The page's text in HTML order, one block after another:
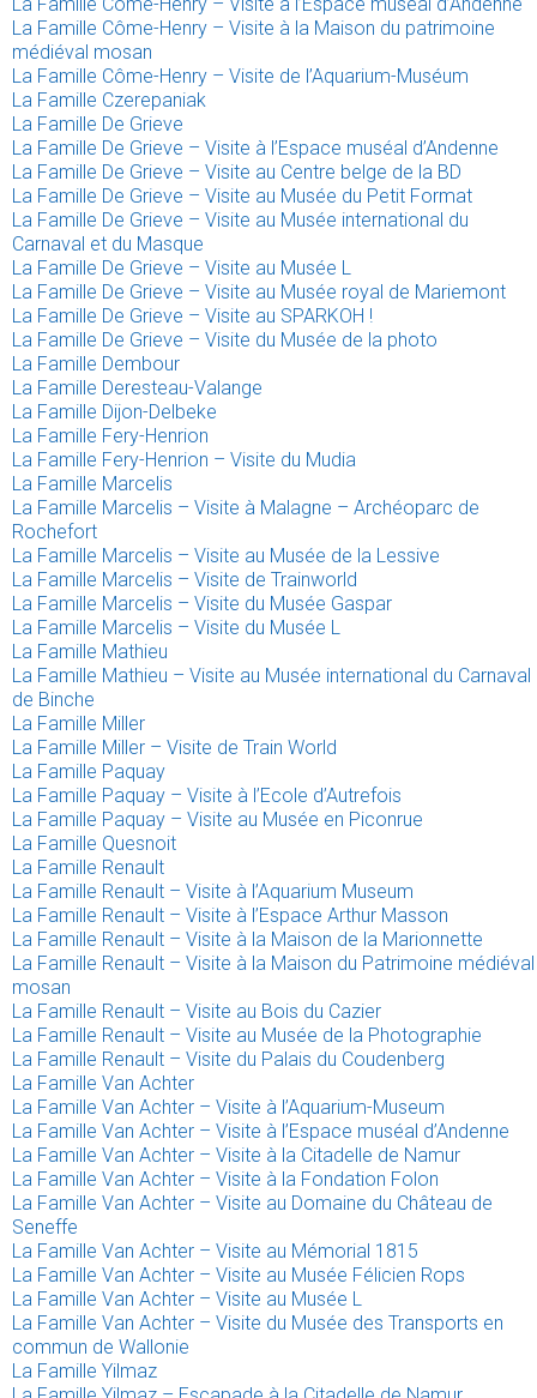
La Famille Côme-Henry – Visite à l’Espace muséal d’Andenne
La Famille Côme-Henry – Visite à la Maison du patrimoine
médiéval mosan
La Famille Côme-Henry – Visite de l’Aquarium-Muséum
La Famille Czerepaniak
La Famille De Grieve
La Famille De Grieve – Visite à l’Espace muséal d’Andenne
La Famille De Grieve – Visite au Centre belge de la BD
La Famille De Grieve – Visite au Musée du Petit Format
La Famille De Grieve – Visite au Musée international du
Carnaval et du Masque
La Famille De Grieve – Visite au Musée L
La Famille De Grieve – Visite au Musée royal de Mariemont
La Famille De Grieve – Visite au SPARKOH !
La Famille De Grieve – Visite du Musée de la photo
La Famille Dembour
La Famille Deresteau-Valange
La Famille Dijon-Delbeke
La Famille Fery-Henrion
La Famille Fery-Henrion – Visite du Mudia
La Famille Marcelis
La Famille Marcelis – Visite à Malagne – Archéoparc de
Rochefort
La Famille Marcelis – Visite au Musée de la Lessive
La Famille Marcelis – Visite de Trainworld
La Famille Marcelis – Visite du Musée Gaspar
La Famille Marcelis – Visite du Musée L
La Famille Mathieu
La Famille Mathieu – Visite au Musée international du Carnaval
de Binche
La Famille Miller
La Famille Miller – Visite de Train World
La Famille Paquay
La Famille Paquay – Visite à l’Ecole d’Autrefois
La Famille Paquay – Visite au Musée en Piconrue
La Famille Quesnoit
La Famille Renault
La Famille Renault – Visite à l’Aquarium Museum
La Famille Renault – Visite à l’Espace Arthur Masson
La Famille Renault – Visite à la Maison de la Marionnette
La Famille Renault – Visite à la Maison du Patrimoine médiéval
mosan
La Famille Renault – Visite au Bois du Cazier
La Famille Renault – Visite au Musée de la Photographie
La Famille Renault – Visite du Palais du Coudenberg
La Famille Van Achter
La Famille Van Achter – Visite à l’Aquarium-Museum
La Famille Van Achter – Visite à l’Espace muséal d’Andenne
La Famille Van Achter – Visite à la Citadelle de Namur
La Famille Van Achter – Visite à la Fondation Folon
La Famille Van Achter – Visite au Domaine du Château de
Seneffe
La Famille Van Achter – Visite au Mémorial 1815
La Famille Van Achter – Visite au Musée Félicien Rops
La Famille Van Achter – Visite au Musée L
La Famille Van Achter – Visite du Musée des Transports en
commun de Wallonie
La Famille Yilmaz